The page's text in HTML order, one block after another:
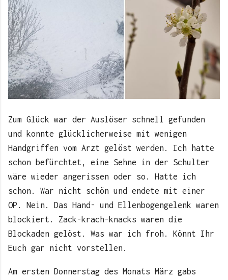
Zum Glück war der Auslöser schnell gefunden
und konnte glücklicherweise mit wenigen
Handgriffen vom Arzt gelöst werden. Ich hatte
schon befürchtet, eine Sehne in der Schulter
wäre wieder angerissen oder so. Hatte ich
schon. War nicht schön und endete mit einer
OP. Nein. Das Hand- und Ellenbogengelenk waren
blockiert. Zack-krach-knacks waren die
Blockaden gelöst. Was war ich froh. Könnt Ihr
Euch gar nicht vorstellen.
Am ersten Donnerstag des Monats März gabs